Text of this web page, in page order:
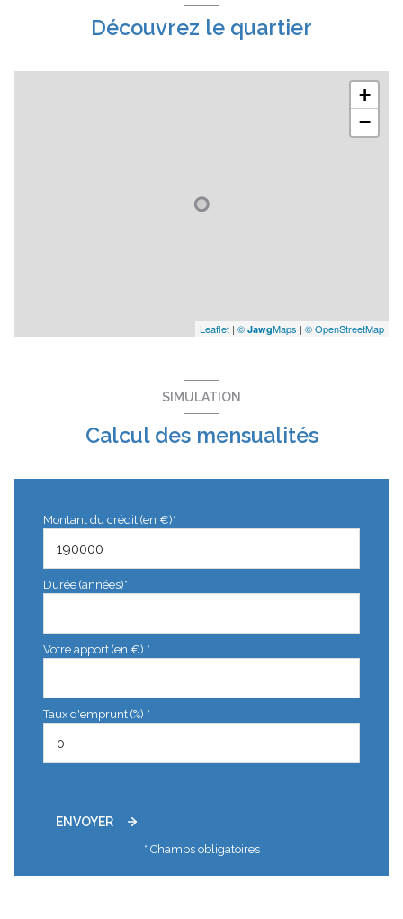
Découvrez le quartier
+
−
Leaflet | © JawgMaps | © OpenStreetMap
SIMULATION
Calcul des mensualités
Montant du crédit (en €)*
Durée (années)*
Votre apport (en €) *
Taux d'emprunt (%) *
ENVOYER
* Champs obligatoires